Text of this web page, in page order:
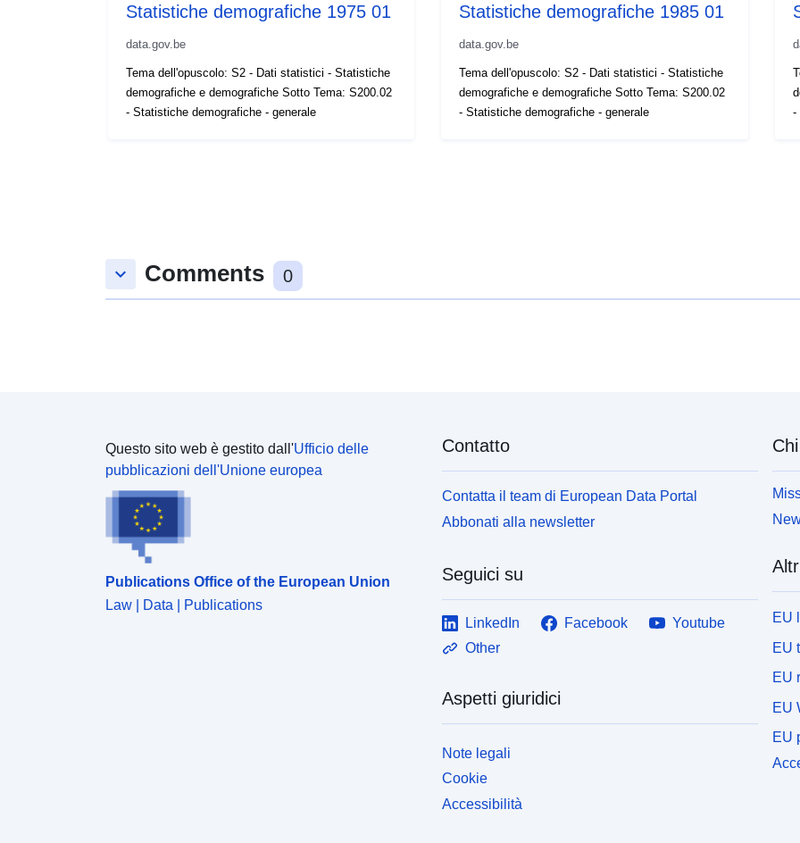
Statistiche demografiche 1975 01
data.gov.be
Tema dell'opuscolo: S2 - Dati statistici - Statistiche
demografiche e demografiche Sotto Tema: S200.02
- Statistiche demografiche - generale
Statistiche demografiche 1985 01
data.gov.be
Tema dell'opuscolo: S2 - Dati statistici - Statistiche
demografiche e demografiche Sotto Tema: S200.02
- Statistiche demografiche - generale
-
keyboard_arrow_down Comments 0
Questo sito web è gestito dall'Ufficio delle
pubblicazioni dell'Unione europea
Publications Office of the European Union
Law | Data | Publications
Contatto
Contatta il team di European Data Portal
Abbonati alla newsletter
Seguici su
LinkedIn Facebook
Youtube
Other
Aspetti giuridici
Note legali
Cookie
Accessibilità
EU
EU
EU
EU
EU